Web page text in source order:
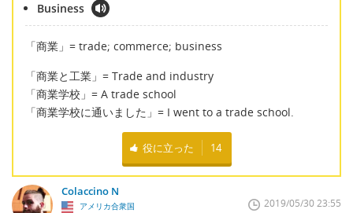
Business
「商業」= trade; commerce; business
「商業と工業」= Trade and industry
「商業学校」= A trade school
「商業学校に通いました」= I went to a trade school.
役に立った 14
Colaccino N
アメリカ合衆国 2019/05/30 23:55